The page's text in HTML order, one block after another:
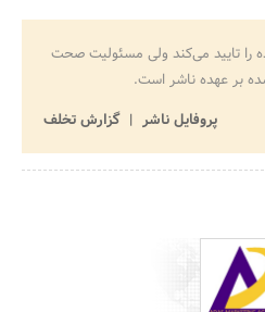
را تایید می‌کند ولی مسئولیت صحت
بر عهده ناشر است.
پروفایل ناشر
گزارش تخلف